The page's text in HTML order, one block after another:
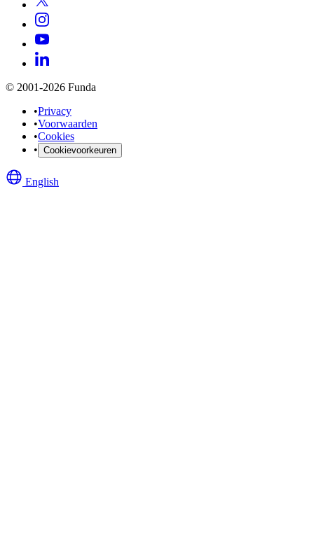
© 2001-2026 Funda
•Privacy
•Voorwaarden
•Cookies
• Cookievoorkeuren
English